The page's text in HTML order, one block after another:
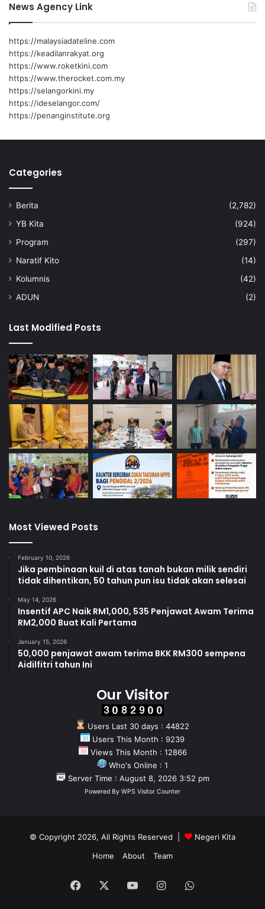
i
a
L
i
n
g
g
i
News Agency Link
https://malaysiadateline.com
https://keadilanrakyat.org
https://www.roketkini.com
https://www.therocket.com.my
https://selangorkini.my
https://ideselangor.com/
https://penanginstitute.org
Categories
Berita
(2,782)
YB Kita
(924)
Program
(297)
Naratif Kito
(14)
Kolumnis
(42)
ADUN
(2)
Last Modified Posts
Most Viewed Posts
February 10, 2026
Jika pembinaan kuil di atas tanah bukan milik sendiri
tidak dihentikan, 50 tahun pun isu tidak akan selesai
May 14, 2026
Insentif APC Naik RM1,000, 535 Penjawat Awam Terima
RM2,000 Buat Kali Pertama
January 15, 2026
50,000 penjawat awam terima BKK RM300 sempena
Aidilfitri tahun Ini
Our Visitor
Users Last 30 days : 44822
Users This Month : 9239
Views This Month : 12866
Who's Online : 1
Server Time : August 8, 2026 3:52 pm
Powered By WPS Visitor Counter
© Copyright 2026, All Rights Reserved |
Negeri Kita
Home
About Team
Facebook YouTubeInstagramWhatsApp